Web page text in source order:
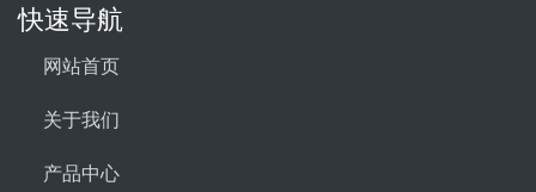
快速导航
网站首页
关于我们
产品中心